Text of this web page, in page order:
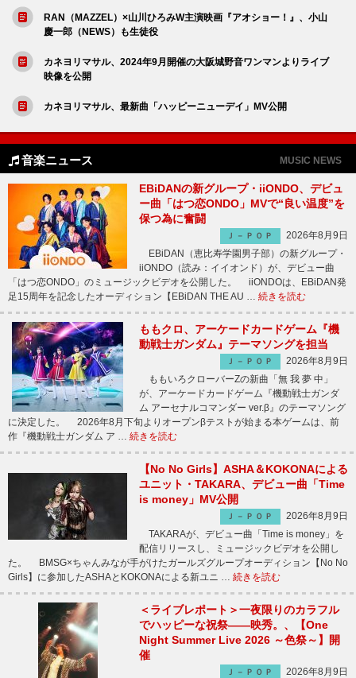
RAN（MAZZEL）×山川ひろみW主演映画『アオショー！』、小山
慶一郎（NEWS）も生徒役
カネヨリマサル、2024年9月開催の大阪城野音ワンマンよりライブ
映像を公開
カネヨリマサル、最新曲「ハッピーニューデイ」MV公開
音楽ニュース MUSIC NEWS
EBiDANの新グループ・iiONDO、デビュ
ー曲「はつ恋ONDO」MVで“良い温度”を
保つ為に奮闘
Ｊ－ＰＯＰ
2026年8月9日
EBiDAN（恵比寿学園男子部）の新グループ・
iiONDO（読み：イイオンド）が、デビュー曲
「はつ恋ONDO」のミュージックビデオを公開した。 iiONDOは、EBiDAN発
足15周年を記念したオーディション【EBiDAN THE AU … 続きを読む
ももクロ、アーケードカードゲーム『機
動戦士ガンダム』テーマソングを担当
Ｊ－ＰＯＰ
2026年8月9日
ももいろクローバーZの新曲「無 我 夢 中」
が、アーケードカードゲーム『機動戦士ガンダ
ム アーセナルコマンダー ver.β』のテーマソング
に決定した。 2026年8月下旬よりオープンβテストが始まる本ゲームは、前
作『機動戦士ガンダム ア … 続きを読む
【No No Girls】ASHA＆KOKONAによる
ユニット・TAKARA、デビュー曲「Time
is money」MV公開
Ｊ－ＰＯＰ
2026年8月9日
TAKARAが、デビュー曲「Time is money」を
配信リリースし、ミュージックビデオを公開し
た。 BMSG×ちゃんみなが手がけたガールズグループオーディション【No No
Girls】に参加したASHAとKOKONAによる新ユニ … 続きを読む
＜ライブレポート＞一夜限りのカラフル
でハッピーな祝祭――映秀。、【One
Night Summer Live 2026 ～色祭～】開
催
Ｊ－ＰＯＰ
2026年8月9日